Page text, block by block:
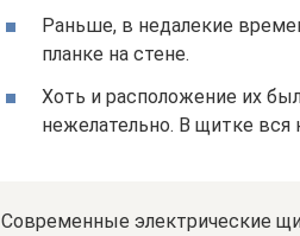
Раньше, в недалекие
планке на стене.
Хоть и расположение их
нежелательно. В щитке вся
Современные электрические